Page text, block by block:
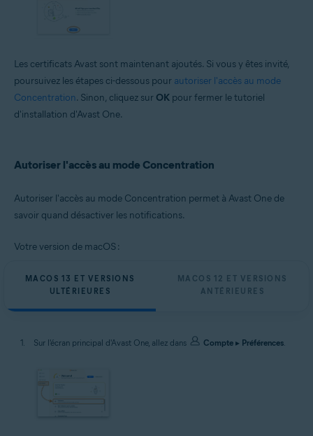
Les certificats Avast sont maintenant ajoutés. Si vous y êtes invité,
poursuivez les étapes ci-dessous pour autoriser l'accès au mode
Concentration. Sinon, cliquez sur OK pour fermer le tutoriel
d'installation d'Avast One.
Autoriser l'accès au mode Concentration
Autoriser l'accès au mode Concentration permet à Avast One de
savoir quand désactiver les notifications.
Votre version de macOS :
MACOS 13 ET VERSIONS
ULTÉRIEURES
MACOS 12 ET VERSIONS
ANTÉRIEURES
Sur l'écran principal d'Avast One, allez dans Compte ▸ Préférences